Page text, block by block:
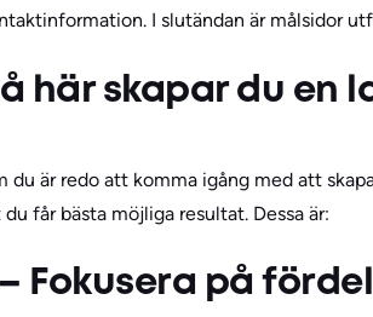
I slutändan är målsidor
här skapar du en
du är redo att komma igång med att
får bästa möjliga resultat. Dessa är:
– Fokusera på